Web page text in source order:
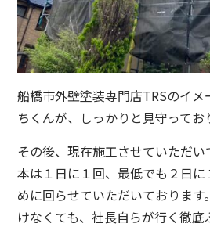
船橋市外壁塗装専門店TRSのイメ
ちくんが、しっかりと見守ってお
その後、現在施工させていただ
本は１日に１回、最低でも２日
めに回らせていただいておりま
けなくても、社長自らが行く徹